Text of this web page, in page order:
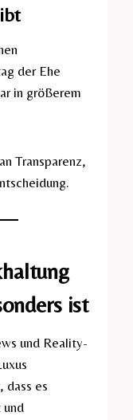
der Ehe
in größerem
Transparenz,
ist
und Reality-
dass es